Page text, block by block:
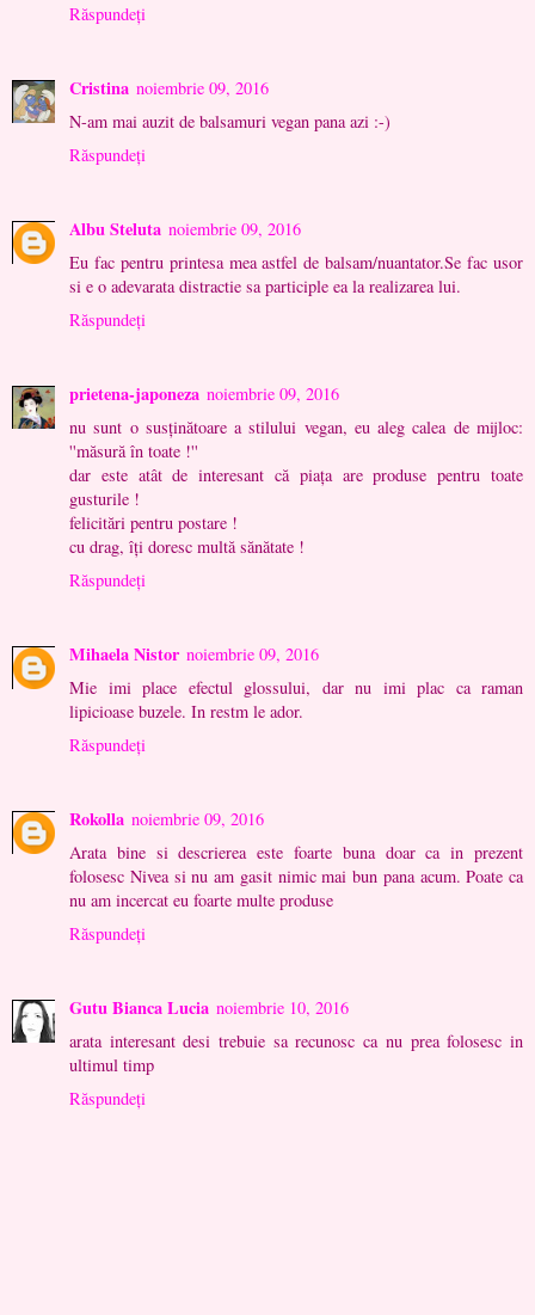
Răspundeți
Cristina noiembrie 09, 2016
N-am mai auzit de balsamuri vegan pana azi :-)
Răspundeți
Albu Steluta noiembrie 09, 2016
Eu fac pentru printesa mea astfel de balsam/nuantator.Se fac usor
si e o adevarata distractie sa participle ea la realizarea lui.
Răspundeți
prietena-japoneza noiembrie 09, 2016
nu sunt o susţinătoare a stilului vegan, eu aleg calea de mijloc:
''măsură în toate !''
dar este atât de interesant că piaţa are produse pentru toate
gusturile !
felicitări pentru postare !
cu drag, îţi doresc multă sănătate !
Răspundeți
Mihaela Nistor noiembrie 09, 2016
Mie imi place efectul glossului, dar nu imi plac ca raman
lipicioase buzele. In restm le ador.
Răspundeți
Rokolla noiembrie 09, 2016
Arata bine si descrierea este foarte buna doar ca in prezent
folosesc Nivea si nu am gasit nimic mai bun pana acum. Poate ca
nu am incercat eu foarte multe produse
Răspundeți
Gutu Bianca Lucia noiembrie 10, 2016
arata interesant desi trebuie sa recunosc ca nu prea folosesc in
ultimul timp
Răspundeți